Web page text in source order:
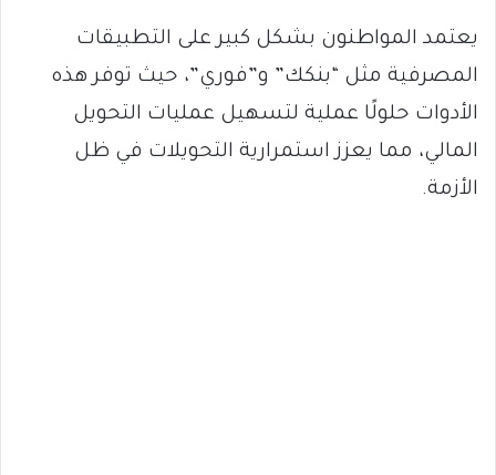
يعتمد المواطنون بشكل كبير على التطبيقات
المصرفية مثل “بنكك” و”فوري”، حيث توفر هذه
الأدوات حلولًا عملية لتسهيل عمليات التحويل
المالي، مما يعزز استمرارية التحويلات في ظل
الأزمة.